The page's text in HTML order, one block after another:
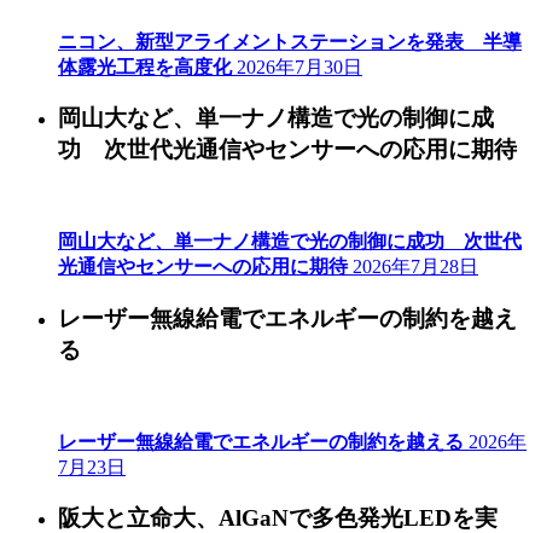
ニコン、新型アライメントステーションを発表 半導
体露光工程を高度化 2026年7月30日
岡山大など、単一ナノ構造で光の制御に成
功 次世代光通信やセンサーへの応用に期待
岡山大など、単一ナノ構造で光の制御に成功 次世代
光通信やセンサーへの応用に期待 2026年7月28日
レーザー無線給電でエネルギーの制約を越え
る
レーザー無線給電でエネルギーの制約を越える 2026年
7月23日
阪大と立命大、AlGaNで多色発光LEDを実